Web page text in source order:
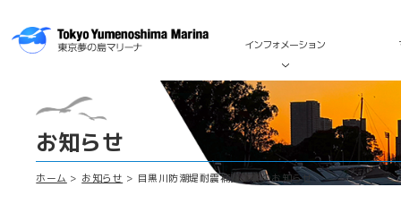
インフォメーション
お知らせ
ホーム お知らせ 目黒川防潮堤耐震補強工事のお知らせ